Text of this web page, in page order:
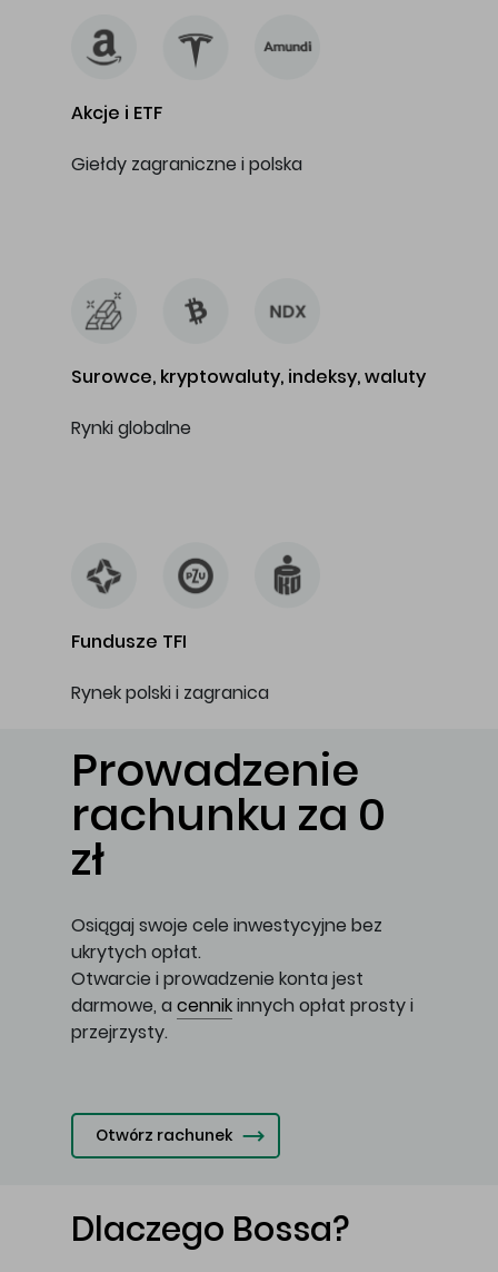
Akcje i ETF
Giełdy zagraniczne i polska
Surowce, kryptowaluty, indeksy, waluty
Rynki globalne
Fundusze TFI
Rynek polski i zagranica
Prowadzenie
rachunku za 0
zł
Osiągaj swoje cele inwestycyjne bez
ukrytych opłat.
Otwarcie i prowadzenie konta jest
darmowe, a cennikinnych opłat prosty i
przejrzysty.
Otwórz rachunek
Dlaczego Bossa?